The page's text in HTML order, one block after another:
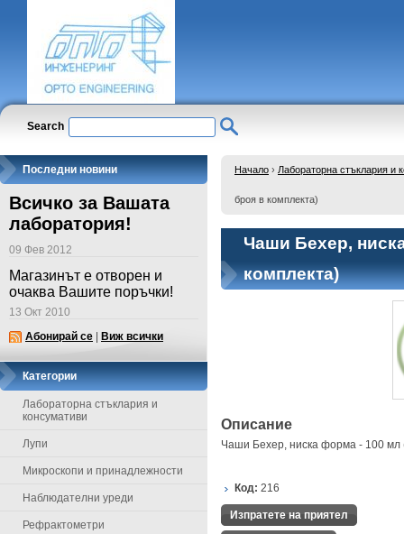
Search
Последни новини
Всичко за Вашата
лаборатория!
09 Фев 2012
Магазинът е отворен и
очаква Вашите поръчки!
13 Окт 2010
Абонирай се
Виж всички
Категории
Лабораторна стъклария и
консумативи
Лупи
Микроскопи и принадлежности
Наблюдателни уреди
Рефрактометри
Начало › Лабораторна стъклария и
броя в комплекта)
Чаши Бехер,
комплекта)
Описание
Чаши Бехер, ниска форма - 100 мл
Код: 216
Изпратете на приятел